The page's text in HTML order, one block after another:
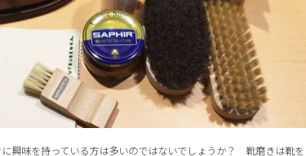
興味を持っている方は多いのではないでしょうか？ 靴磨きは靴を